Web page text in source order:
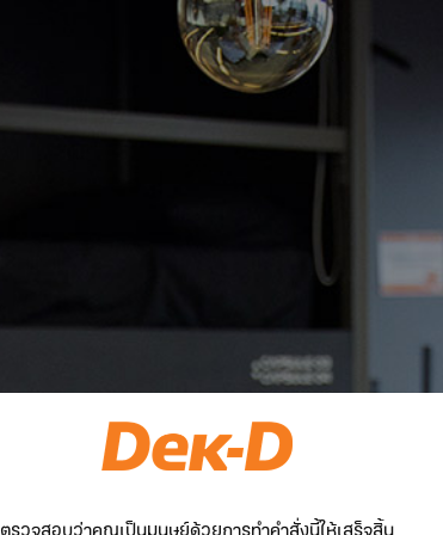
ตรวจสอบว่าคุณเป็นมนุษย์ด้วยการทำคำสั่งนี้ให้เสร็จสิ้น